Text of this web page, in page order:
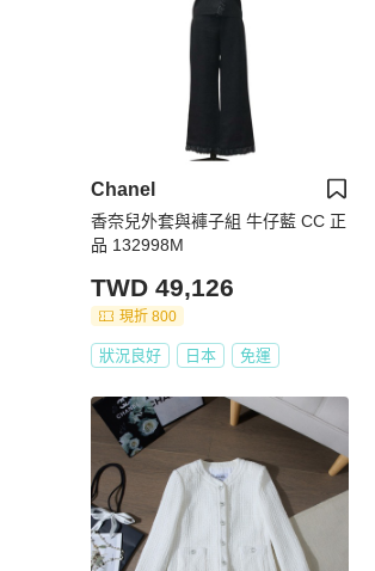
Chanel
香奈兒外套與褲子組 牛仔藍 CC 正
品 132998M
TWD 49,126
現折 800
狀況良好 日本 免運